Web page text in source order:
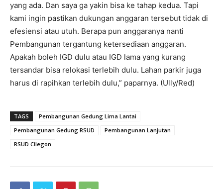
yang ada. Dan saya ga yakin bisa ke tahap kedua. Tapi
kami ingin pastikan dukungan anggaran tersebut tidak di
efesiensi atau utuh. Berapa pun anggaranya nanti
Pembangunan tergantung ketersediaan anggaran.
Apakah boleh IGD dulu atau IGD lama yang kurang
tersandar bisa relokasi terlebih dulu. Lahan parkir juga
harus di rapihkan terlebih dulu,” paparnya. (Ully/Red)
TAGS
Pembangunan Gedung Lima Lantai
Pembangunan Gedung RSUD
Pembangunan Lanjutan
RSUD Cilegon